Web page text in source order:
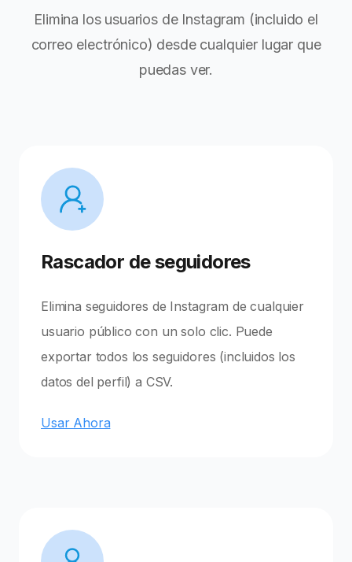
Elimina los usuarios de Instagram (incluido el
correo electrónico) desde cualquier lugar que
puedas ver.
Rascador de seguidores
Elimina seguidores de Instagram de cualquier
usuario público con un solo clic. Puede
exportar todos los seguidores (incluidos los
datos del perfil) a CSV.
Usar Ahora